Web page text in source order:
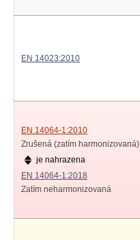
EN 14023:2010
EN 14064-1:2010
Zrušená (zatím harmonizovaná)
je nahrazena
EN 14064-1:2018
Zatím neharmonizovaná